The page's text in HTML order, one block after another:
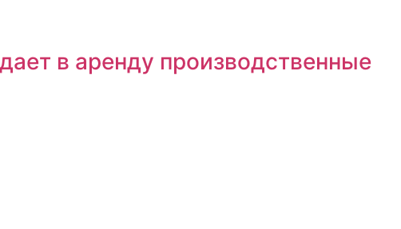
в аренду производственные